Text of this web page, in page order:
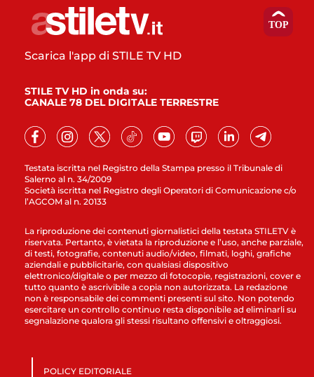
Testata iscritta nel Registro della Stampa presso il Tribunale di
Salerno al n. 34/2009
Società iscritta nel Registro degli Operatori di Comunicazione c/o
l’AGCOM al n. 20133
Scarica l'app di STILE TV HD
STILE TV HD in onda su:
CANALE 78 DEL DIGITALE TERRESTRE
La riproduzione dei contenuti giornalistici della testata STILETV è
riservata. Pertanto, è vietata la riproduzione e l’uso, anche parziale,
di testi, fotografie, contenuti audio/video, filmati, loghi, grafiche
aziendali e pubblicitarie, con qualsiasi dispositivo
elettronico/digitale o per mezzo di fotocopie, registrazioni, cover e
tutto quanto è ascrivibile a copia non autorizzata. La redazione
non è responsabile dei commenti presenti sul sito. Non potendo
esercitare un controllo continuo resta disponibile ad eliminarli su
segnalazione qualora gli stessi risultano offensivi e oltraggiosi.
POLICY EDITORIALE